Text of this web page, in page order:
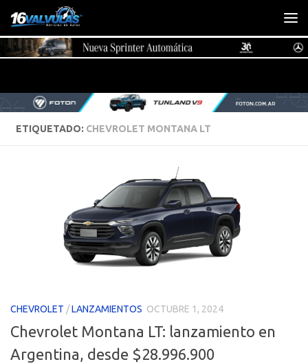
Saltar al contenido
ETIQUETADO: CHEVROLET MONTANA LT
CHEVROLET /LANZAMIENTOS OCTUBRE 1, 2024
Chevrolet Montana LT: lanzamiento en
Argentina, desde $28.996.900